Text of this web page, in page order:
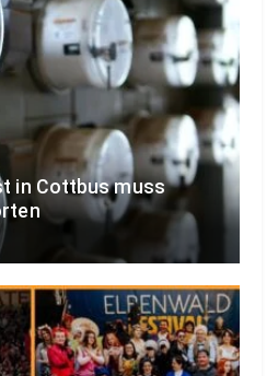
in Cottbus muss